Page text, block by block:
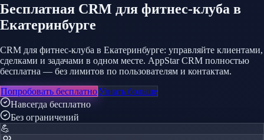
Бесплатная CRM для фитнес-клуба в
Екатеринбурге
CRM для фитнес-клуба в Екатеринбурге: управляйте клиентами,
сделками и задачами в одном месте. AppStar CRM полностью
бесплатна — без лимитов по пользователям и контактам.
Попробовать бесплатноУзнать больше
Навсегда бесплатно
Без ограничений
💪